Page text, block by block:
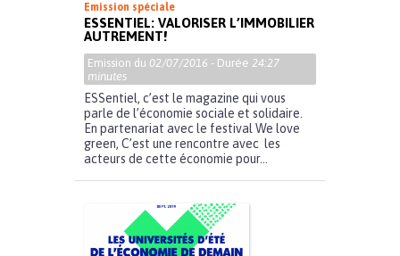
Emission spéciale
ESSENTIEL: VALORISER L’IMMOBILIER
AUTREMENT!
Emission du 02/07/2016 - Durée 24:27
minutes
ESSentiel, c’est le magazine qui vous
parle de l’économie sociale et solidaire.
En partenariat avec le festival We love
green, C’est une rencontre avec les
acteurs de cette économie pour...